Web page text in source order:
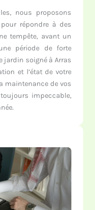
nous proposons
répondre à des
tempête, avant un
période de forte
jardin soigné à Arras
et l’état de votre
maintenance de vos
impeccable,